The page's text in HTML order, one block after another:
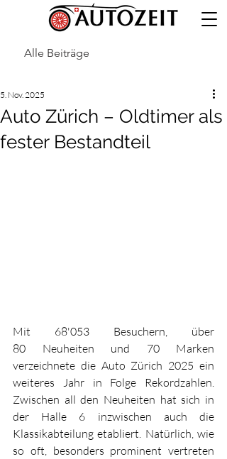
Alle Beiträge
Auto Zürich – Oldtimer als
fester Bestandteil
5. Nov. 2025
Mit 68'053 Besuchern, über
80 Neuheiten und 70 Marken
verzeichnete die Auto Zürich 2025 ein
weiteres Jahr in Folge Rekordzahlen.
Zwischen all den Neuheiten hat sich in
der Halle 6 inzwischen auch die
Klassikabteilung etabliert. Natürlich, wie
so oft, besonders prominent vertreten